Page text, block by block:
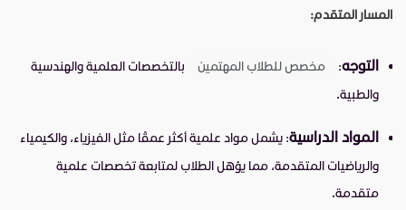
المسار المتقدم:
التوجه: مخصص للطلاب المهتمين
بالتخصصات العلمية والهندسية
والطبية.
المواد الدراسية: يشمل مواد علمية أكثر عمقًا مثل الفيزياء، والكيمياء
والرياضيات المتقدمة، مما يؤهل الطلاب لمتابعة تخصصات علمية
متقدمة.